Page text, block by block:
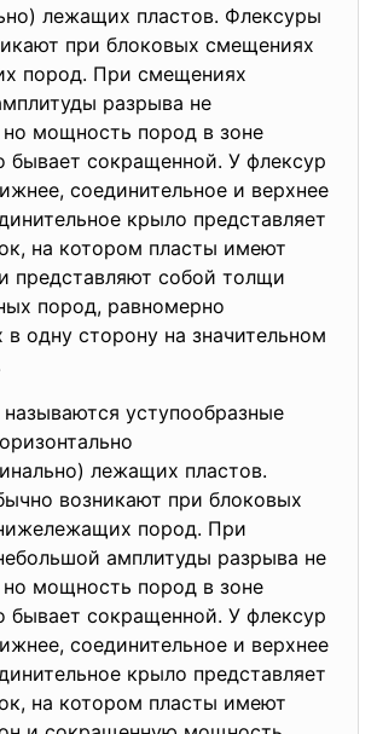
лежащих пластов. Флексуры
при блоковых смещениях
пород. При смещениях
разрыва не
но мощность пород в зоне
бывает сокращенной. У флексур
соединительное и верхнее
крыло представляет
на котором пласты имеют
представляют собой толщи
пород, равномерно
в одну сторону на значительном
уступообразные
лежащих пластов.
возникают при блоковых
пород. При
амплитуды разрыва не
но мощность пород в зоне
бывает сокращенной. У флексур
соединительное и верхнее
крыло представляет
на котором пласты имеют